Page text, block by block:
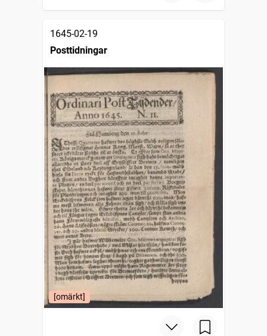
1645-02-19
Posttidningar
[omärkt]